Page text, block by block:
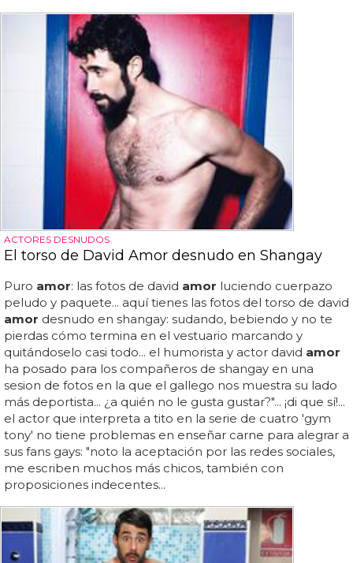
ACTORES DESNUDOS
El torso de David Amor desnudo en Shangay
Puro amor: las fotos de david amor luciendo cuerpazo
peludo y paquete... aquí tienes las fotos del torso de david
amor desnudo en shangay: sudando, bebiendo y no te
pierdas cómo termina en el vestuario marcando y
quitándoselo casi todo... el humorista y actor david amor
ha posado para los compañeros de shangay en una
sesion de fotos en la que el gallego nos muestra su lado
más deportista... ¿a quién no le gusta gustar?"... ¡di que sí!...
el actor que interpreta a tito en la serie de cuatro 'gym
tony' no tiene problemas en enseñar carne para alegrar a
sus fans gays: "noto la aceptación por las redes sociales,
me escriben muchos más chicos, también con
proposiciones indecentes...